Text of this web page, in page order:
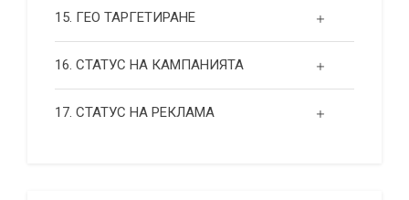
15. ГЕО ТАРГЕТИРАНЕ
16. СТАТУС НА КАМПАНИЯТА
17. СТАТУС НА РЕКЛАМА